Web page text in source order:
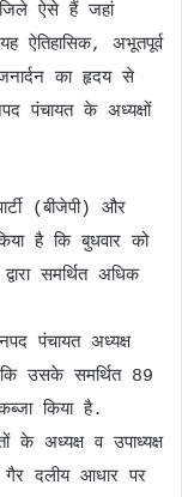
ऐसे हैं जहां
ऐतिहासिक, अभूतपूर्व
का हृदय से
पंचायत के अध्यक्षों
(बीजेपी) और
है कि बुधवार को
समर्थित अधिक
पंचायत अध्यक्ष
उसके समर्थित 89
किया है.
के अध्यक्ष व उपाध्यक्ष
दलीय आधार पर